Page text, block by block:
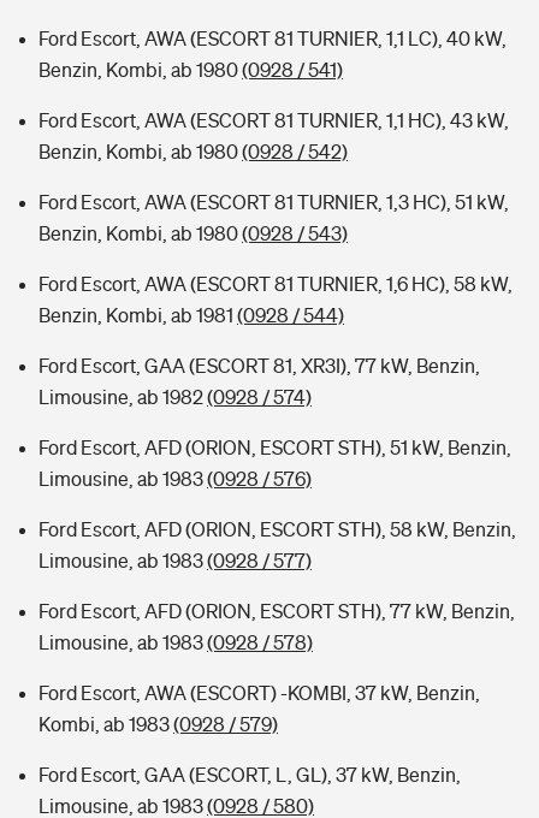
Ford Escort, AWA (ESCORT 81 TURNIER, 1,1 LC), 40 kW,
Benzin, Kombi, ab 1980(0928 / 541)
Ford Escort, AWA (ESCORT 81 TURNIER, 1,1 HC), 43 kW,
Benzin, Kombi, ab 1980(0928 / 542)
Ford Escort, AWA (ESCORT 81 TURNIER, 1,3 HC), 51 kW,
Benzin, Kombi, ab 1980(0928 / 543)
Ford Escort, AWA (ESCORT 81 TURNIER, 1,6 HC), 58 kW,
Benzin, Kombi, ab 1981 (0928 / 544)
Ford Escort, GAA (ESCORT 81, XR3I), 77 kW, Benzin,
Limousine, ab 1982(0928 / 574)
Ford Escort, AFD (ORION, ESCORT STH), 51 kW, Benzin,
Limousine, ab 1983(0928 / 576)
Ford Escort, AFD (ORION, ESCORT STH), 58 kW, Benzin,
Limousine, ab 1983(0928 / 577)
Ford Escort, AFD (ORION, ESCORT STH), 77 kW, Benzin,
Limousine, ab 1983(0928 / 578)
Ford Escort, AWA (ESCORT) -KOMBI, 37 kW, Benzin,
Kombi, ab 1983(0928 / 579)
Ford Escort, GAA (ESCORT, L, GL), 37 kW, Benzin,
Limousine, ab 1983(0928 / 580)